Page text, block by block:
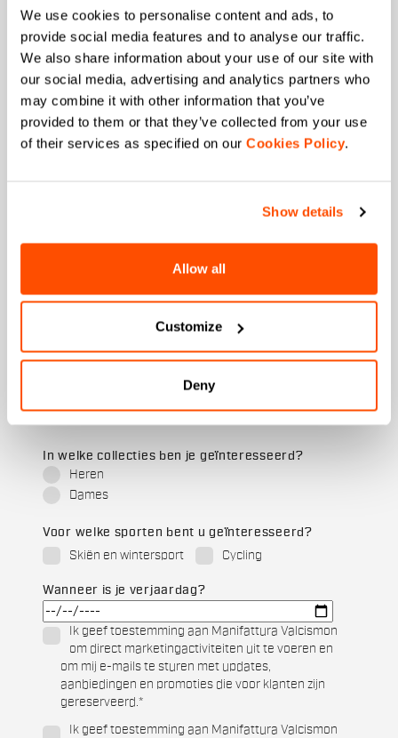
We use cookies to personalise content and ads, to
provide social media features and to analyse our traffic.
We also share information about your use of our site with
our social media, advertising and analytics partners who
may combine it with other information that you’ve
provided to them or that they’ve collected from your use
of their services as specified on our Cookies Policy.
Show details
Allow all
Customize
Deny
WORD LID VAN DE SPORTFUL-FAMILIE
+ Ontvang 15% korting op je eerste bestelling.
+ Vroege en exclusieve toegang tot onze
producten.
+ Producten van vorige seizoenen. Tegen
speciale prijzen.
In welke collecties ben je geïnteresseerd?
Heren
Dames
Voor welke sporten bent u geïnteresseerd?
Skiën en wintersport
Cycling
Wanneer is je verjaardag?
Ik geef toestemming aan Manifattura Valcismon
om direct marketingactiviteiten uit te voeren en
om mij e-mails te sturen met updates,
aanbiedingen en promoties die voor klanten zijn
gereserveerd.*
Ik geef toestemming aan Manifattura Valcismon